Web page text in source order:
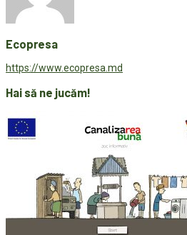
Ecopresa
https://www.ecopresa.md
Hai să ne jucăm!